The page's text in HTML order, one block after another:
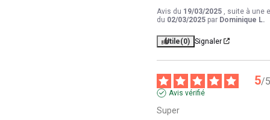
Avis du 19/03/2025
, suite à une
du 02/03/2025 par Dominique L.
Utile(0) Signaler
5/5
Avis vérifié
Super